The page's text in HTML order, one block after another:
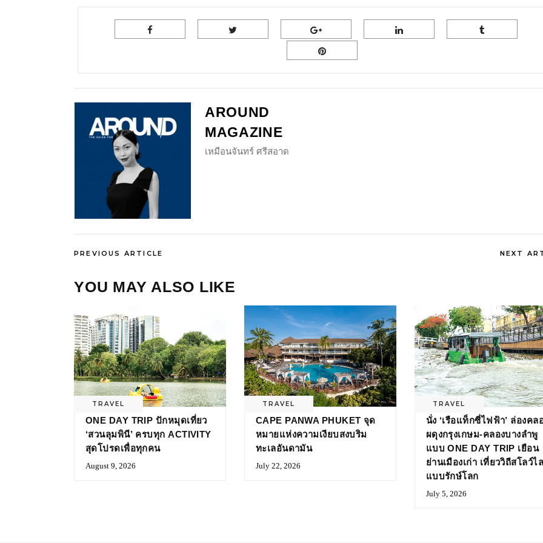
AROUND
MAGAZINE
เหมือนจันทร์ ศรีสอาด
PREVIOUS ARTICLE NEXT
YOU MAY ALSO LIKE
TRAVEL
ONE DAY TRIP ปักหมุดเที่ยว
‘สวนลุมพินี’ ครบทุก ACTIVITY
สุดโปรดเพื่อทุกคน
August 9, 2026
TRAVEL
CAPE PANWA PHUKET จุด
หมายแห่งความเงียบสงบริม
ทะเลอันดามัน
July 22, 2026
TRAVEL
นั่ง ‘เรือแท็กซี่ไฟฟ้า’ ล่องคล
ผดุงกรุงเกษม-คลองบางลำพู
แบบ ONE DAY TRIP เยือน
ย่านเมืองเก่า เที่ยววิถีสโลว์ไ
แบบรักษ์โลก
July 5, 2026